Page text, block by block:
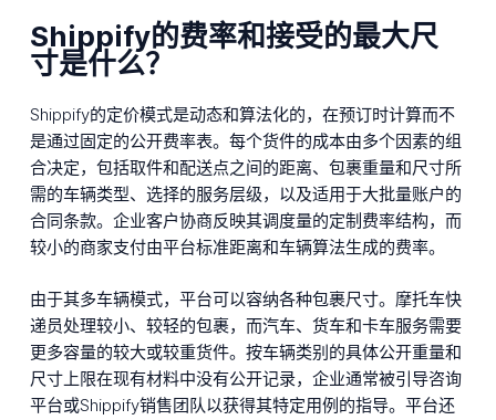
Shippify的费率和接受的最大尺
寸是什么？
Shippify的定价模式是动态和算法化的，在预订时计算而不
是通过固定的公开费率表。每个货件的成本由多个因素的组
合决定，包括取件和配送点之间的距离、包裹重量和尺寸所
需的车辆类型、选择的服务层级，以及适用于大批量账户的
合同条款。企业客户协商反映其调度量的定制费率结构，而
较小的商家支付由平台标准距离和车辆算法生成的费率。
由于其多车辆模式，平台可以容纳各种包裹尺寸。摩托车快
递员处理较小、较轻的包裹，而汽车、货车和卡车服务需要
更多容量的较大或较重货件。按车辆类别的具体公开重量和
尺寸上限在现有材料中没有公开记录，企业通常被引导咨询
平台或Shippify销售团队以获得其特定用例的指导。平台还